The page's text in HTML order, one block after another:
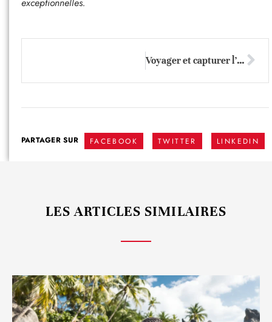
Voyager et capturer l’instant: Conseils pour des photos de vacances réussies
PARTAGER SUR FACEBOOK TWITTER LINKEDIN
LES ARTICLES SIMILAIRES